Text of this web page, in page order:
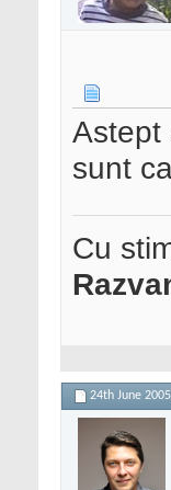
Astept
sunt
Cu
24th June